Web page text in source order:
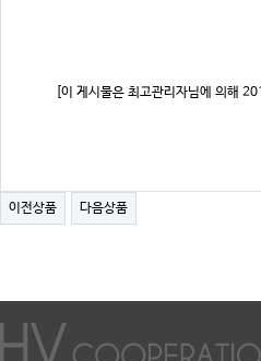
[이 게시물은 최고관리자님에 의
이전상품 다음상품